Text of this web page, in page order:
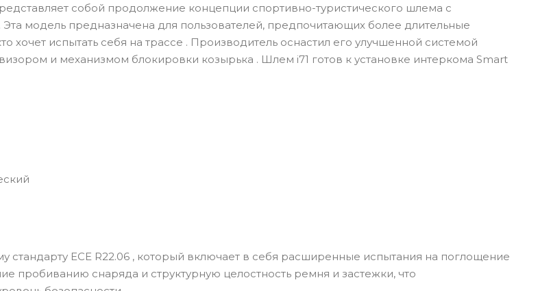
собой продолжение концепции спортивно-туристического шлема с
модель предназначена для пользователей, предпочитающих более длительные
хочет испытать себя на трассе . Производитель оснастил его улучшенной системой
и механизмом блокировки козырька . Шлем i71 готов к установке интеркома Smart
стандарту ECE R22.06 , который включает в себя расширенные испытания на поглощение
пробиванию снаряда и структурную целостность ремня и застежки, что